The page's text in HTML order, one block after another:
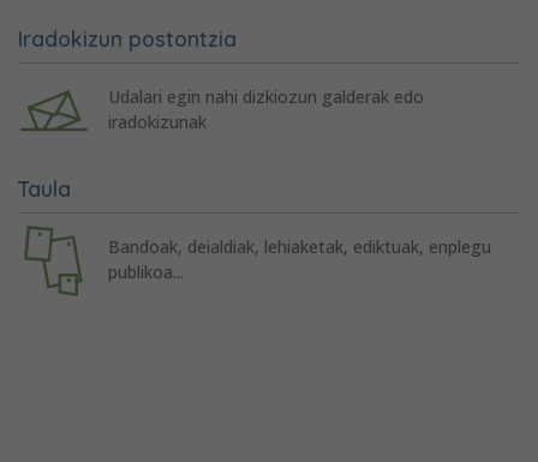
Iradokizun postontzia
Udalari egin nahi dizkiozun galderak edo
iradokizunak
Taula
Bandoak, deialdiak, lehiaketak, ediktuak, enplegu
publikoa...